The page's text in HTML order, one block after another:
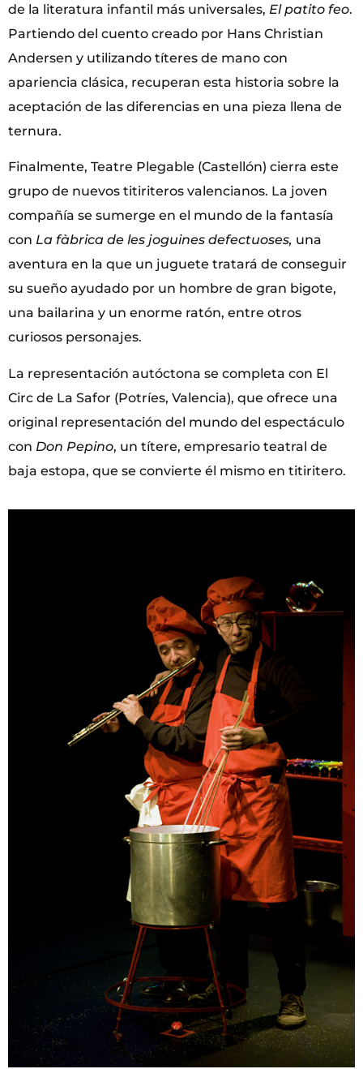
de la literatura infantil más universales, El patito feo.
Partiendo del cuento creado por Hans Christian
Andersen y utilizando títeres de mano con
apariencia clásica, recuperan esta historia sobre la
aceptación de las diferencias en una pieza llena de
ternura.
Finalmente, Teatre Plegable (Castellón) cierra este
grupo de nuevos titiriteros valencianos. La joven
compañía se sumerge en el mundo de la fantasía
con La fàbrica de les joguines defectuoses, una
aventura en la que un juguete tratará de conseguir
su sueño ayudado por un hombre de gran bigote,
una bailarina y un enorme ratón, entre otros
curiosos personajes.
La representación autóctona se completa con El
Circ de La Safor (Potríes, Valencia), que ofrece una
original representación del mundo del espectáculo
con Don Pepino, un títere, empresario teatral de
baja estopa, que se convierte él mismo en titiritero.